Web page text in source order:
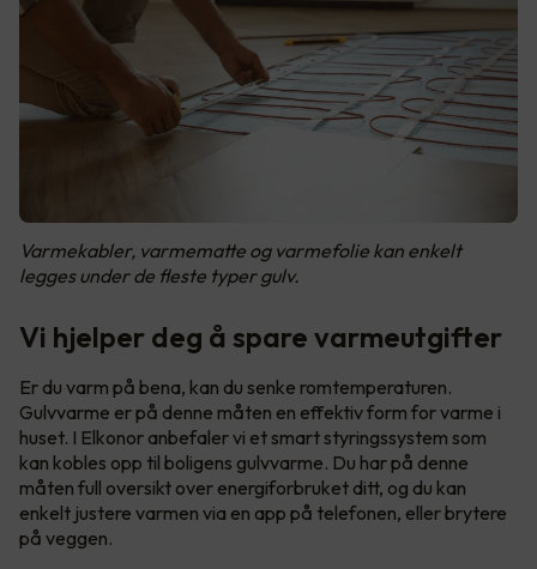
Varmekabler, varmematte og varmefolie kan enkelt
legges under de fleste typer gulv.
Vi hjelper deg å spare varmeutgifter
Er du varm på bena, kan du senke romtemperaturen.
Gulvvarme er på denne måten en effektiv form for varme i
huset. I Elkonor anbefaler vi et smart styringssystem som
kan kobles opp til boligens gulvvarme. Du har på denne
måten full oversikt over energiforbruket ditt, og du kan
enkelt justere varmen via en app på telefonen, eller brytere
på veggen.